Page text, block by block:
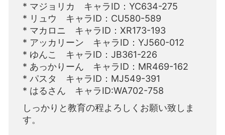
* マジョリカ キャラID：YC634-275
* リュウ キャラID：CU580-589
* マカロニ キャラID：XR173-193
* アッカリーン キャラID：YJ560-012
* ゆんこ キャラID：JB361-226
* あっかりーん キャラID：MR469-162
* パスタ キャラID：MJ549-391
* はるさん キャラID:WA702-758
しっかりと教育の程よろしくお願い致しま
す。